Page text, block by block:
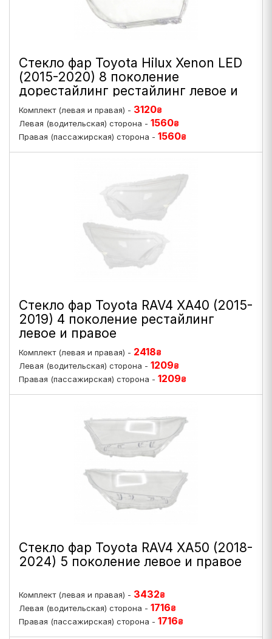
Стекло фар Toyota Hilux Xenon LED
(2015-2020) 8 поколение
дорестайлинг рестайлинг левое и
правое
Комплект (левая и правая) - 3120₴
Левая (водительская) сторона - 1560₴
Правая (пассажирская) сторона - 1560₴
Стекло фар Toyota RAV4 XA40 (2015-
2019) 4 поколение рестайлинг
левое и правое
Комплект (левая и правая) - 2418₴
Левая (водительская) сторона - 1209₴
Правая (пассажирская) сторона - 1209₴
Стекло фар Toyota RAV4 XA50 (2018-
2024) 5 поколение левое и правое
Комплект (левая и правая) - 3432₴
Левая (водительская) сторона - 1716₴
Правая (пассажирская) сторона - 1716₴